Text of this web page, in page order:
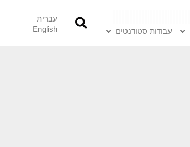
עבודות סטודנטים
עברית
English